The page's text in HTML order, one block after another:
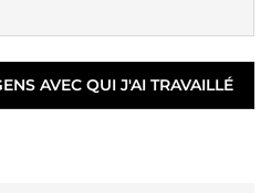
AVEC QUI J'AI TRAVAILLÉ